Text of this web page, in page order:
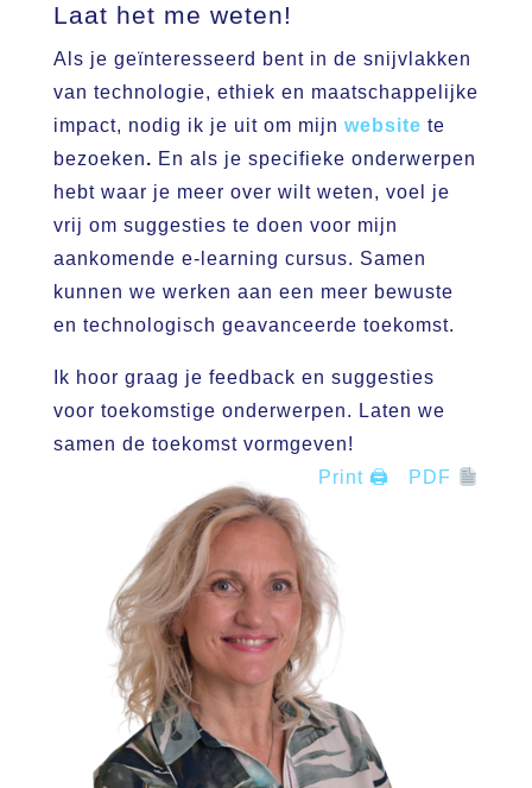
Laat het me weten!
Als je geïnteresseerd bent in de snijvlakken
van technologie, ethiek en maatschappelijke
impact, nodig ik je uit om mijn website te
bezoeken. En als je specifieke onderwerpen
hebt waar je meer over wilt weten, voel je
vrij om suggesties te doen voor mijn
aankomende e-learning cursus. Samen
kunnen we werken aan een meer bewuste
en technologisch geavanceerde toekomst.
Ik hoor graag je feedback en suggesties
voor toekomstige onderwerpen. Laten we
samen de toekomst vormgeven!
Print 🖨
PDF